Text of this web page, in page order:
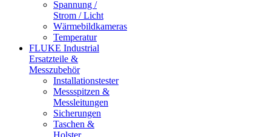
Spannung /
Strom / Licht
Wärmebildkameras
Temperatur
FLUKE Industrial
Ersatzteile &
Messzubehör
Installationstester
Messspitzen &
Messleitungen
Sicherungen
Taschen &
Holster